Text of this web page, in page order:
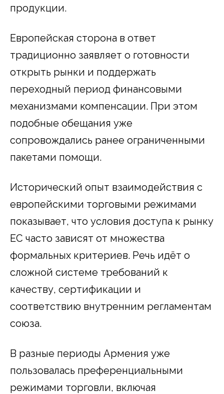
продукции.
Европейская сторона в ответ
традиционно заявляет о готовности
открыть рынки и поддержать
переходный период финансовыми
механизмами компенсации. При этом
подобные обещания уже
сопровождались ранее ограниченными
пакетами помощи.
Исторический опыт взаимодействия с
европейскими торговыми режимами
показывает, что условия доступа к рынку
ЕС часто зависят от множества
формальных критериев. Речь идёт о
сложной системе требований к
качеству, сертификации и
соответствию внутренним регламентам
союза.
В разные периоды Армения уже
пользовалась преференциальными
режимами торговли, включая